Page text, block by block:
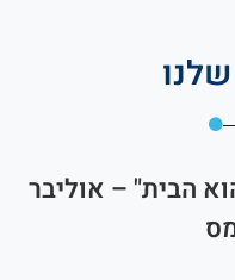
הבית" – אוליבר